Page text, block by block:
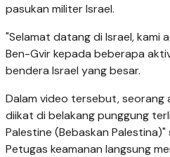
pasukan militer Israel.
"Selamat datang di Israel, kami
Ben-Gvir kepada beberapa
bendera Israel yang besar.
Dalam video tersebut, seorang
diikat di belakang punggung
Palestine (Bebaskan
Petugas keamanan langsung